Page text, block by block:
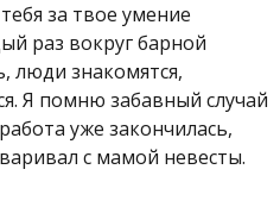
за твое умение
раз вокруг барной
люди знакомятся,
Я помню забавный случай
уже закончилась,
с мамой невесты.